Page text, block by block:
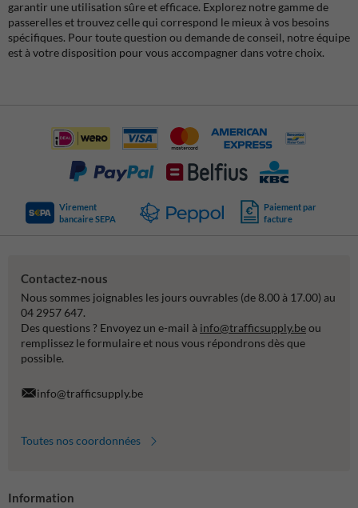
garantir une utilisation sûre et efficace. Explorez notre gamme de
passerelles et trouvez celle qui correspond le mieux à vos besoins
spécifiques. Pour toute question ou demande de conseil, notre équipe
est à votre disposition pour vous accompagner dans votre choix.
Virement
bancaire SEPA
Paiement par
facture
Contactez-nous
Nous sommes joignables les jours ouvrables (de 8.00 à 17.00) au
04 2957 647.
Des questions ? Envoyez un e-mail à info@trafficsupply.beou
remplissez le formulaire et nous vous répondrons dès que
possible.
info@trafficsupply.be
Toutes nos coordonnées
Information